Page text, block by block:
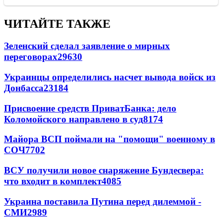
ЧИТАЙТЕ ТАКЖЕ
Зеленский сделал заявление о мирных
переговорах29630
Украинцы определились насчет вывода войск из
Донбасса23184
Присвоение средств ПриватБанка: дело
Коломойского направлено в суд8174
Майора ВСП поймали на "помощи" военному в
СОЧ7702
ВСУ получили новое снаряжение Бундесвера:
что входит в комплект4085
Украина поставила Путина перед дилеммой -
СМИ2989